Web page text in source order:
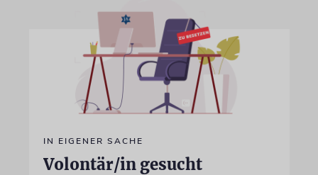
IN EIGENER SACHE
Volontär/in gesucht